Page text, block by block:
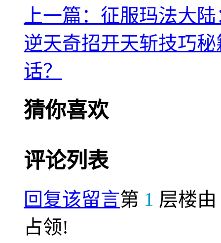
上一篇：征服玛法大
逆天奇招开天斩技巧
话？
猜你喜欢
评论列表
回复该留言第 1 层楼由
占领!